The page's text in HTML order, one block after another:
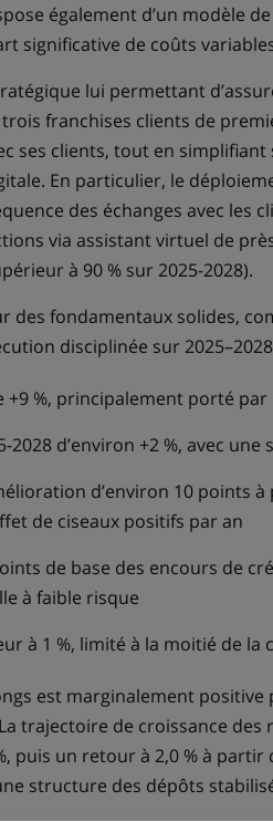
également d’un modèle
significative de coûts
lui permettant
franchises clients de
ses clients, tout en
En particulier, le
des échanges avec les
via assistant virtuel de
à 90 % sur 2025-2028).
des fondamentaux solides,
disciplinée sur
+9 %, principalement porté
2028 d’environ +2 %, avec
d’environ 10 points à
de ciseaux positifs par an
de base des encours de
à faible risque
à 1 %, limité à la moitié de
est marginalement
trajectoire de croissance
puis un retour à 2,0 % à
structure des dépôts